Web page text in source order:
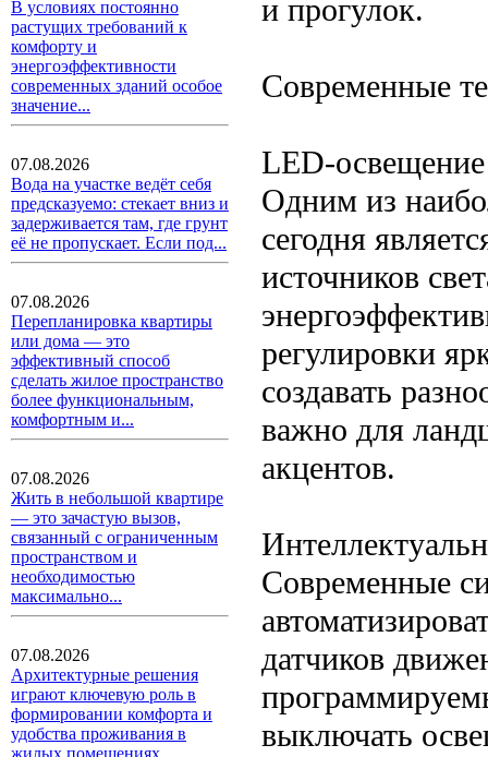
В условиях постоянно
растущих требований к
комфорту и
энергоэффективности
современных зданий особое
значение...
07.08.2026
Вода на участке ведёт себя
предсказуемо: стекает вниз и
задерживается там, где грунт
её не пропускает. Если под...
07.08.2026
Перепланировка квартиры
или дома — это
эффективный способ
сделать жилое пространство
более функциональным,
комфортным и...
07.08.2026
Жить в небольшой квартире
— это зачастую вызов,
связанный с ограниченным
пространством и
необходимостью
максимально...
07.08.2026
Архитектурные решения
играют ключевую роль в
формировании комфорта и
удобства проживания в
жилых помещениях.
и прогулок.
Современные
LED-освещение
Одним из
сегодня
источников
регулировки
создавать
важно для
акцентов.
Современные
датчиков
выключать